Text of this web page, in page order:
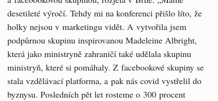
desetileté výročí. Tehdy mi na konferenci přišlo líto, že
holky nejsou v marketingu vidět. A vytvořila jsem
podpůrnou skupinu inspirovanou Madeleine Albright,
která jako ministryně zahraničí také udělala skupinu
ministryň, které si pomáhaly. Z facebookové skupiny se
stala vzdělávací platforma, a pak nás covid vystřelil do
byznysu. Posledních pět let rosteme o 300 procent